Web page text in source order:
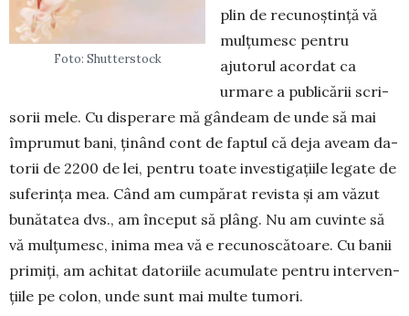
Foto: Shutterstock
plin de recu­noș­tință vă
mulțumesc pen­tru
ajutorul acordat ca
urmare a publicării scri­
sorii mele. Cu dispe­rare mă gândeam de unde să mai
împrumut bani, ținând cont de faptul că deja aveam da­
torii de 2200 de lei, pentru toate in­ves­ti­gațiile legate de
suferința mea. Când am cum­părat re­vista și am văzut
bunătatea dvs., am în­ceput să plâng. Nu am cuvinte să
vă mulțumesc, inima mea vă e recunoscătoare. Cu banii
primiți, am achitat datoriile acumu­late pentru inter­ven­
țiile pe colon, unde sunt mai multe tumori.